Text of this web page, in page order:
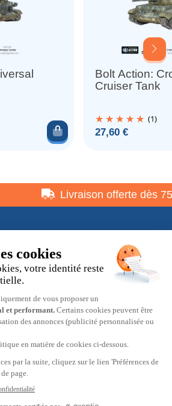
Ajouter au panier
Bolt Action:
Cruiser Tank
(1)
Prix
27,60 €
Livraison offerte dès 75
-Mentions légales
-Préférences cookies-